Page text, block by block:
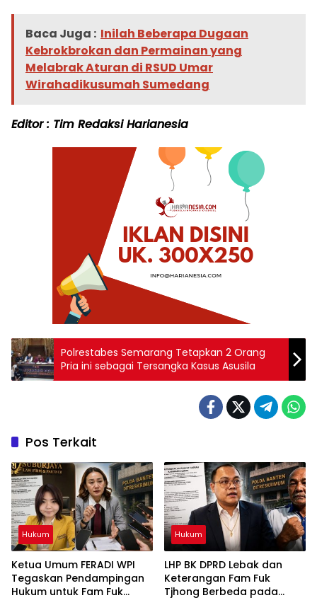
Baca Juga : Inilah Beberapa Dugaan
Kebrokbrokan dan Permainan yang
Melabrak Aturan di RSUD Umar
Wirahadikusumah Sumedang
Editor : Tim Redaksi Harianesia
Polrestabes Semarang Tetapkan 2 Orang
Pria ini sebagai Tersangka Kasus Asusila
Pos Terkait
Hukum
Ketua Umum FERADI WPI
Tegaskan Pendampingan
Hukum untuk Fam Fuk
Hukum
LHP BK DPRD Lebak dan
Keterangan Fam Fuk
Tjhong Berbeda pada